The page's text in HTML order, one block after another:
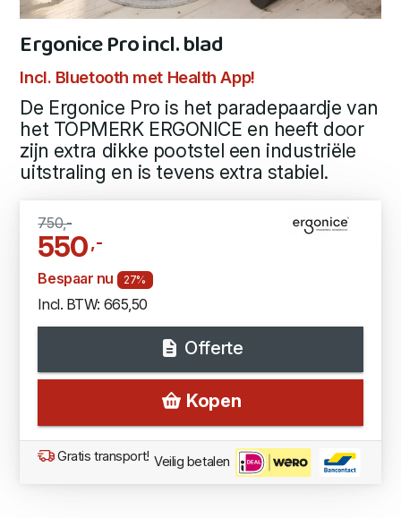
Ergonice Pro incl. blad
Incl. Bluetooth met Health App!
De Ergonice Pro is het paradepaardje van
het TOPMERK ERGONICE en heeft door
zijn extra dikke pootstel een industriële
uitstraling en is tevens extra stabiel.
750,-
550,-
Bespaar nu 27%
Incl. BTW: 665,50
Offerte
Kopen
Gratis transport! Veilig betalen